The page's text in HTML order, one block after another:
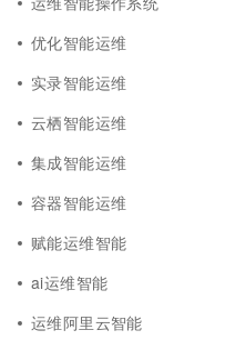
优化智能运维
实录智能运维
云栖智能运维
集成智能运维
容器智能运维
赋能运维智能
ai运维智能
运维阿里云智能